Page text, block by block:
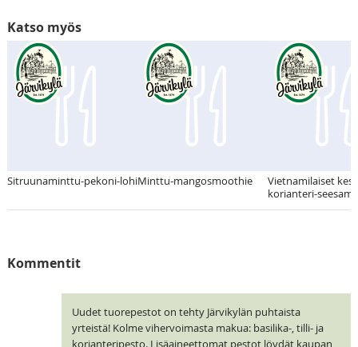
Katso myös
Sitruunaminttu-pekoni-lohiMinttu-mangosmoothie
Vietnamilaiset
korianteri-
Kommentit
Uudet tuorepestot on tehty Järvikylän puhtaista
yrteistä! Kolme vihervoimasta makua: basilika-, tilli- ja
korianteripesto. Lisäaineettomat pestot löydät kaupan